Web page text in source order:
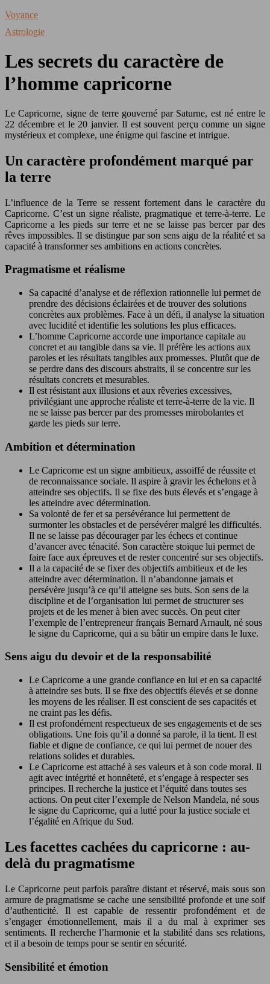
Voyance
Astrologie
Les secrets du caractère de
l’homme capricorne
Le Capricorne, signe de terre gouverné par Saturne, est né entre le
22 décembre et le 20 janvier. Il est souvent perçu comme un signe
mystérieux et complexe, une énigme qui fascine et intrigue.
Un caractère profondément marqué par
la terre
L’influence de la Terre se ressent fortement dans le caractère du
Capricorne. C’est un signe réaliste, pragmatique et terre-à-terre. Le
Capricorne a les pieds sur terre et ne se laisse pas bercer par des
rêves impossibles. Il se distingue par son sens aigu de la réalité et sa
capacité à transformer ses ambitions en actions concrètes.
Pragmatisme et réalisme
Sa capacité d’analyse et de réflexion rationnelle lui permet de
prendre des décisions éclairées et de trouver des solutions
concrètes aux problèmes. Face à un défi, il analyse la situation
avec lucidité et identifie les solutions les plus efficaces.
L’homme Capricorne accorde une importance capitale au
concret et au tangible dans sa vie. Il préfère les actions aux
paroles et les résultats tangibles aux promesses. Plutôt que de
se perdre dans des discours abstraits, il se concentre sur les
résultats concrets et mesurables.
Il est résistant aux illusions et aux rêveries excessives,
privilégiant une approche réaliste et terre-à-terre de la vie. Il
ne se laisse pas bercer par des promesses mirobolantes et
garde les pieds sur terre.
Ambition et détermination
Le Capricorne est un signe ambitieux, assoiffé de réussite et
de reconnaissance sociale. Il aspire à gravir les échelons et à
atteindre ses objectifs. Il se fixe des buts élevés et s’engage à
les atteindre avec détermination.
Sa volonté de fer et sa persévérance lui permettent de
surmonter les obstacles et de persévérer malgré les difficultés.
Il ne se laisse pas décourager par les échecs et continue
d’avancer avec ténacité. Son caractère stoïque lui permet de
faire face aux épreuves et de rester concentré sur ses objectifs.
Il a la capacité de se fixer des objectifs ambitieux et de les
atteindre avec détermination. Il n’abandonne jamais et
persévère jusqu’à ce qu’il atteigne ses buts. Son sens de la
discipline et de l’organisation lui permet de structurer ses
projets et de les mener à bien avec succès. On peut citer
l’exemple de l’entrepreneur français Bernard Arnault, né sous
le signe du Capricorne, qui a su bâtir un empire dans le luxe.
Sens aigu du devoir et de la responsabilité
Le Capricorne a une grande confiance en lui et en sa capacité
à atteindre ses buts. Il se fixe des objectifs élevés et se donne
les moyens de les réaliser. Il est conscient de ses capacités et
ne craint pas les défis.
Il est profondément respectueux de ses engagements et de ses
obligations. Une fois qu’il a donné sa parole, il la tient. Il est
fiable et digne de confiance, ce qui lui permet de nouer des
relations solides et durables.
Le Capricorne est attaché à ses valeurs et à son code moral. Il
agit avec intégrité et honnêteté, et s’engage à respecter ses
principes. Il recherche la justice et l’équité dans toutes ses
actions. On peut citer l’exemple de Nelson Mandela, né sous
le signe du Capricorne, qui a lutté pour la justice sociale et
l’égalité en Afrique du Sud.
Les facettes cachées du capricorne : au-
delà du pragmatisme
Le Capricorne peut parfois paraître distant et réservé, mais sous son
armure de pragmatisme se cache une sensibilité profonde et une soif
d’authenticité. Il est capable de ressentir profondément et de
s’engager émotionnellement, mais il a du mal à exprimer ses
sentiments. Il recherche l’harmonie et la stabilité dans ses relations,
et il a besoin de temps pour se sentir en sécurité.
Sensibilité et émotion